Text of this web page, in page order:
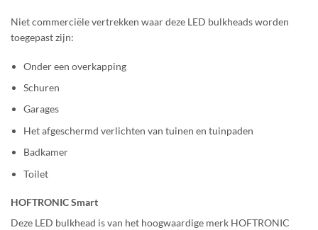
Niet commerciële vertrekken waar deze LED bulkheads worden
toegepast zijn:
Onder een overkapping
Schuren
Garages
Het afgeschermd verlichten van tuinen en tuinpaden
Badkamer
Toilet
HOFTRONIC Smart
Deze LED bulkhead is van het hoogwaardige merk HOFTRONIC